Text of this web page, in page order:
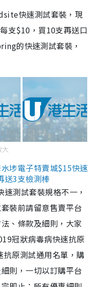
快速測試套裝，現
支$10，買10支再送口
的快速測試套裝，
埗電子特賣城$15快速
送3支檢測棒
測試套裝規格不一，
裝前請留意售賣平台
、條款及細則，大家
冠狀病毒病快速抗原
原測試通用名單，購
則，一切以訂購平台